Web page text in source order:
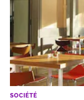
SOCIÉTÉ